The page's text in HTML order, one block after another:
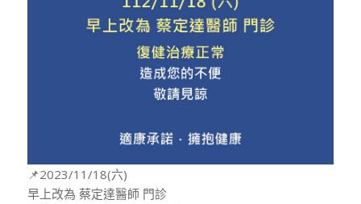
📌2023/11/18(六)
早上改為 蔡定達醫師 門診